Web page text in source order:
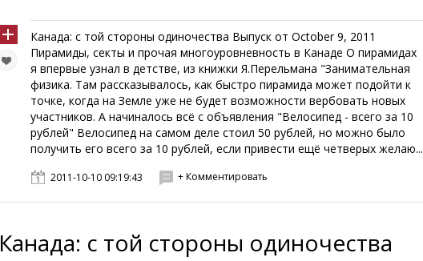
Канада: с той стороны одиночества Выпуск от October 9, 2011
Пирамиды, секты и прочая многоуровневность в Канаде О пирамидах
я впервые узнал в детстве, из книжки Я.Перельмана "Занимательная
физика. Там рассказывалось, как быстро пирамида может подойти к
точке, когда на Земле уже не будет возможности вербовать новых
участников. А начиналось всё с объявления "Велосипед - всего за 10
рублей" Велосипед на самом деле стоил 50 рублей, но можно было
получить его всего за 10 рублей, если привести ещё четверых желаю...
2011-10-10 09:19:43 + Комментировать
Канада: с той стороны одиночества